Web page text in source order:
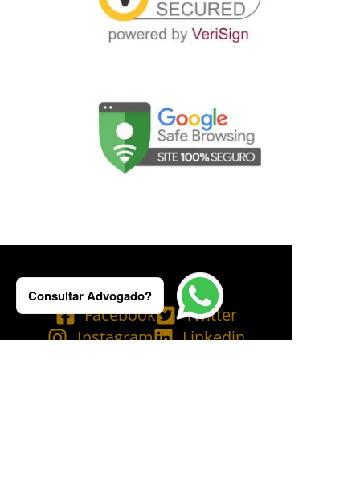
Facebook
Twitter
Instagram
Linkedin
Consultar Advogado?